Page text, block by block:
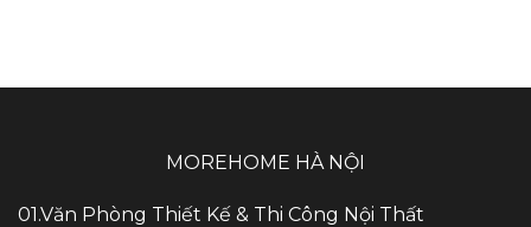
MOREHOME HÀ NỘI
01.Văn Phòng Thiết Kế & Thi Công Nội Thất